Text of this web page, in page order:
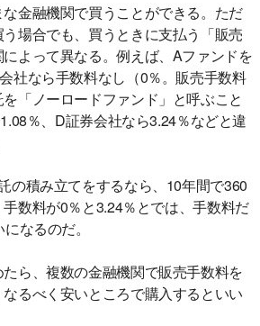
金融機関で買うことができる。ただ
場合でも、買うときに支払う「販売
よって異なる。例えば、Aファンドを
社なら手数料なし（0％。販売手数料
「ノーロードファンド」と呼ぶこと
％、D証券会社なら3.24％などと違
の積み立てをするなら、10年間で360
数料が0％と3.24％とでは、手数料だ
なるのだ。
ら、複数の金融機関で販売手数料を
るべく安いところで購入するといい